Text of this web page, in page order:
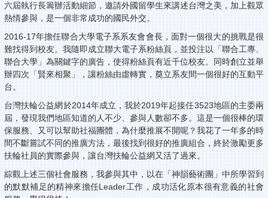
六屆執行長籌辦活動細節，邀請外國留學生來講述台灣之美，加上觀眾
熱情參與，是一個非常成功的國民外交。
2016-17年擔任聯合大學電子系系友會會長，面對一個很大的挑戰是很
難找得到校友。我隨即成立聯大電子系粉絲頁，並投注以「聯合工專、
聯合大學」為關鍵字的廣告，使得粉絲頁有近千位校友。同時創立並舉
辦四次「賢來相聚」，讓粉絲由虛轉實，奠立系友間一個很好的互動平
台。
台灣扶輪公益網於2014年成立，我於2019年起接任3523地區的主委兩
屆，發現我們地區知道的人不少、參與人數卻不多。這是一個很棒的環
保服務、又可以幫助社福團體，為什麼推展不開呢？我花了一年多的時
間不斷嘗試不同的推廣方法，最後找到很好的推廣組合，終於激勵更多
扶輪社員的實際參與，讓台灣扶輪公益網又活了過來。
綜觀上述三個社會服務，我參與其中，以在「神韻藝術團」中所學習到
的默默補足的精神來擔任Leader工作，成功活化原本很有意義的社會